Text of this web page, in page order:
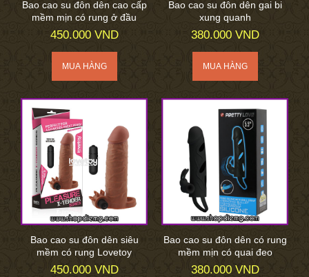
Bao cao su đôn dên cao cấp
mềm mịn có rung ở đầu
450.000 VND
Bao cao su đôn dên gai bi
xung quanh
380.000 VND
Bao cao su đôn dên siêu
mềm có rung Lovetoy
450.000 VND
Bao cao su đôn dên có rung
mềm mịn có quai đeo
380.000 VND